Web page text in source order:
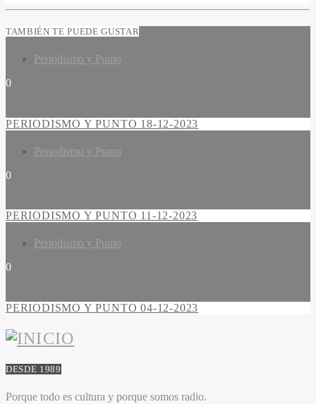
TAMBIÉN TE PUEDE GUSTAR
Periodismo y Punto
0
PERIODISMO Y PUNTO 18-12-2023
Periodismo y Punto
0
PERIODISMO Y PUNTO 11-12-2023
Periodismo y Punto
0
PERIODISMO Y PUNTO 04-12-2023
DESDE 1989
Porque todo es cultura y porque somos radio.